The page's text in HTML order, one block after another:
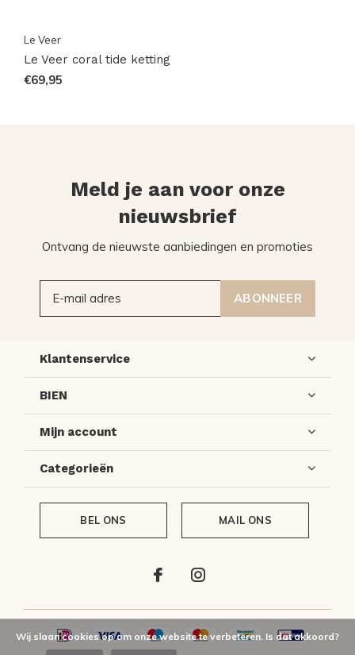
Le Veer
Le Veer coral tide ketting
€69,95
Meld je aan voor onze
nieuwsbrief
Ontvang de nieuwste aanbiedingen en promoties
ABONNEER
Klantenservice
BIEN
Mijn account
Categorieën
BEL ONS MAIL ONS
Wij slaan cookies op om onze website te verbeteren. Is dat akkoord?